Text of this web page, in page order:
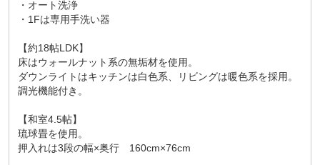
・オート洗浄
・1Fは専用手洗い器
【約18帖LDK】
床はウォールナット系の無垢材を使用。
ダウンライトはキッチンは白色系、リビングは暖色系を採用。
調光機能付き。
【和室4.5帖】
琉球畳を使用。
押入れは3段の幅×奥行 160cm×76cm